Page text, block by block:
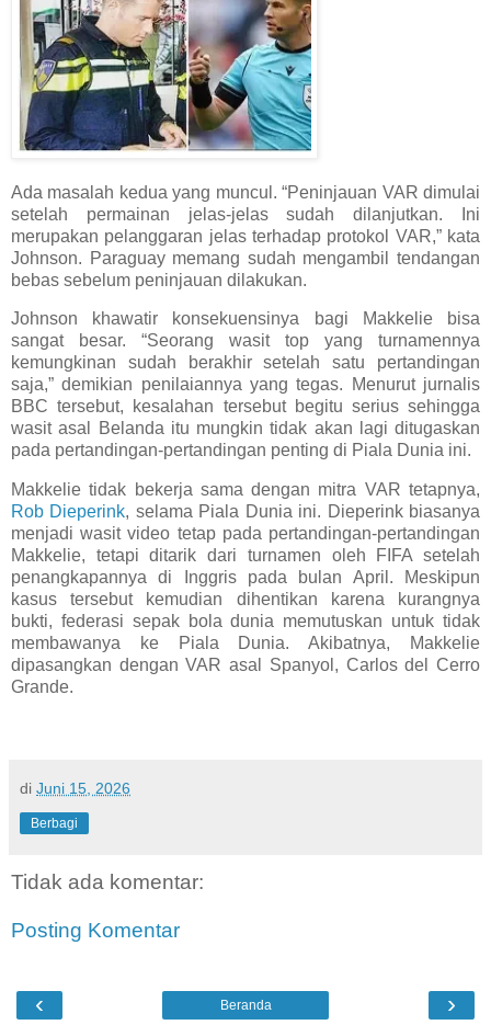
Ada masalah kedua yang muncul. “Peninjauan VAR dimulai
setelah permainan jelas-jelas sudah dilanjutkan. Ini
merupakan pelanggaran jelas terhadap protokol VAR,” kata
Johnson. Paraguay memang sudah mengambil tendangan
bebas sebelum peninjauan dilakukan.
Johnson khawatir konsekuensinya bagi Makkelie bisa
sangat besar. “Seorang wasit top yang turnamennya
kemungkinan sudah berakhir setelah satu pertandingan
saja,” demikian penilaiannya yang tegas. Menurut jurnalis
BBC tersebut, kesalahan tersebut begitu serius sehingga
wasit asal Belanda itu mungkin tidak akan lagi ditugaskan
pada pertandingan-pertandingan penting di Piala Dunia ini.
Makkelie tidak bekerja sama dengan mitra VAR tetapnya,
Rob Dieperink, selama Piala Dunia ini. Dieperink biasanya
menjadi wasit video tetap pada pertandingan-pertandingan
Makkelie, tetapi ditarik dari turnamen oleh FIFA setelah
penangkapannya di Inggris pada bulan April. Meskipun
kasus tersebut kemudian dihentikan karena kurangnya
bukti, federasi sepak bola dunia memutuskan untuk tidak
membawanya ke Piala Dunia. Akibatnya, Makkelie
dipasangkan dengan VAR asal Spanyol, Carlos del Cerro
Grande.
di Juni 15, 2026
Berbagi
Tidak ada komentar:
Posting Komentar
‹ ›
Beranda